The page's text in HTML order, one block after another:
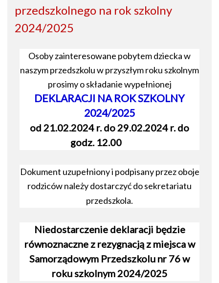
przedszkolnego na rok szkolny
2024/2025
Osoby zainteresowane pobytem dziecka w
naszym przedszkolu w przyszłym roku szkolnym
prosimy o składanie wypełnionej
DEKLARACJI NA ROK SZKOLNY
2024/2025
od 21.02.2024 r. do 29.02.2024 r. do
godz. 12.00
Dokument uzupełniony i podpisany przez oboje
rodziców należy dostarczyć do sekretariatu
przedszkola.
Niedostarczenie deklaracji będzie
równoznaczne z rezygnacją z miejsca w
Samorządowym Przedszkolu nr 76 w
roku szkolnym 2024/2025